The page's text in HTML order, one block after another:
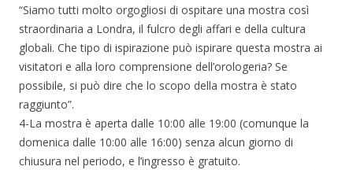
“Siamo tutti molto orgogliosi di ospitare una mostra così
straordinaria a Londra, il fulcro degli affari e della cultura
globali. Che tipo di ispirazione può ispirare questa mostra ai
visitatori e alla loro comprensione dell’orologeria? Se
possibile, si può dire che lo scopo della mostra è stato
raggiunto”.
4-La mostra è aperta dalle 10:00 alle 19:00 (comunque la
domenica dalle 10:00 alle 16:00) senza alcun giorno di
chiusura nel periodo, e l’ingresso è gratuito.